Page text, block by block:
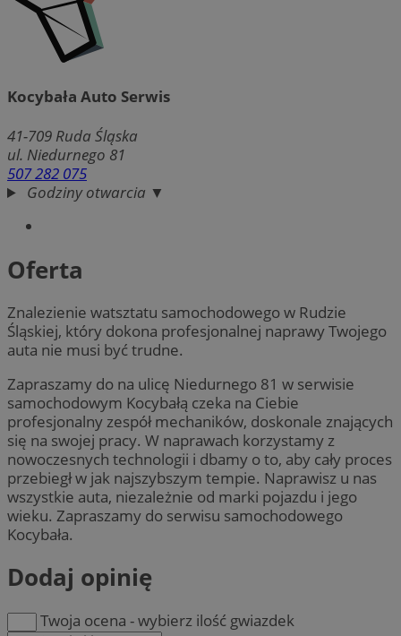
Kocybała Auto Serwis
41-709 Ruda Śląska
ul. Niedurnego 81
507 282 075
Godziny otwarcia ▼
Oferta
Znalezienie watsztatu samochodowego w Rudzie
Śląskiej, który dokona profesjonalnej naprawy Twojego
auta nie musi być trudne.
Zapraszamy do na ulicę Niedurnego 81 w serwisie
samochodowym Kocybałą czeka na Ciebie
profesjonalny zespół mechaników, doskonale znających
się na swojej pracy. W naprawach korzystamy z
nowoczesnych technologii i dbamy o to, aby cały proces
przebiegł w jak najszybszym tempie. Naprawisz u nas
wszystkie auta, niezależnie od marki pojazdu i jego
wieku. Zapraszamy do serwisu samochodowego
Kocybała.
Dodaj opinię
Twoja ocena - wybierz ilość gwiazdek